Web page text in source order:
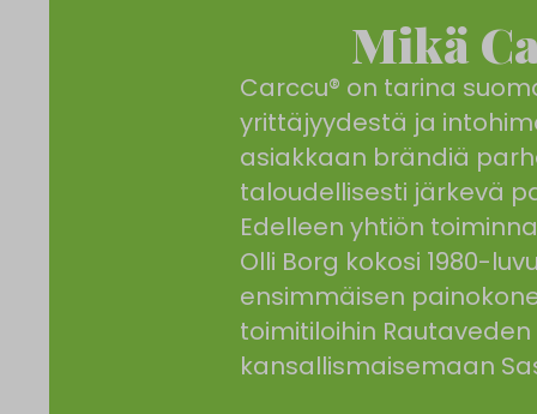
Mikä
Carccu® on tarina
yrittäjyydestä ja
asiakkaan brändiä
taloudellisesti järkevä
Edelleen yhtiön
Olli Borg kokosi 1980-
ensimmäisen
toimitiloihin Rautaveden
kansallismaisemaan